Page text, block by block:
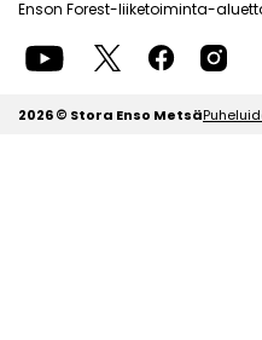
Enson Forest-liiketoiminta-
2026 © Stora Enso Metsä